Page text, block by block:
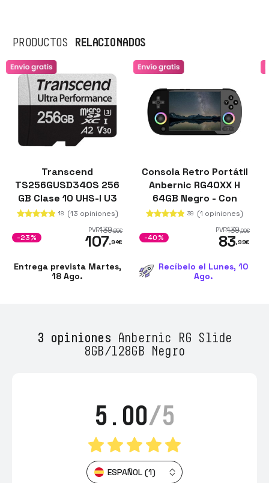
PRODUCTOS RELACIONADOS
Transcend
TS256GUSD340S 256
GB Clase 10 UHS-I U3
V30 A2 Negro / Gris
18 (13 opiniones)
PVR139,65€
107,94€
-23%
Entrega prevista Martes,
18 Ago.
Consola Retro Portátil
Anbernic RG40XX H
64GB Negro - Con
salida HDMI Plug & Play
- 5G WIFI y Bluetooth
39 (1 opiniones)
PVR139,00€
83,99€
-40%
Recíbelo el Lunes, 10
Ago.
3 opiniones Anbernic RG Slide
8GB/128GB Negro
5.00/5
ESPAÑOL (1)